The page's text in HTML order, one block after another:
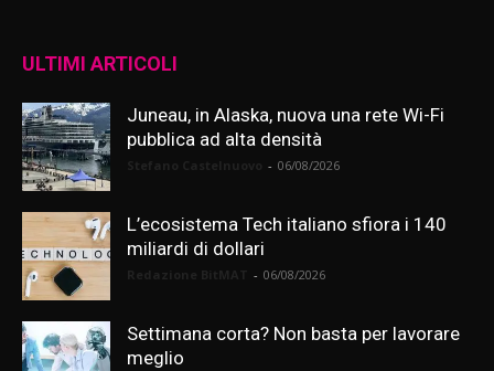
ULTIMI ARTICOLI
Juneau, in Alaska, nuova una rete Wi-Fi
pubblica ad alta densità
- 06/08/2026
L’ecosistema Tech italiano sfiora i 140
miliardi di dollari
- 06/08/2026
Settimana corta? Non basta per lavorare
meglio